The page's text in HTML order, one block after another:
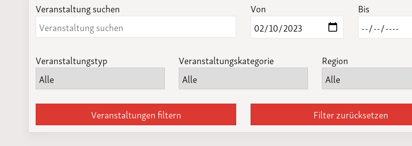
LSB-
Schutzkonzeptgenerator
Laufveranstaltertagungen
2023
Veranstaltung suchen Von Bis
Veranstaltungstyp Veranstaltungskategorie Region
Veranstaltungen filtern Filter zurücksetzen